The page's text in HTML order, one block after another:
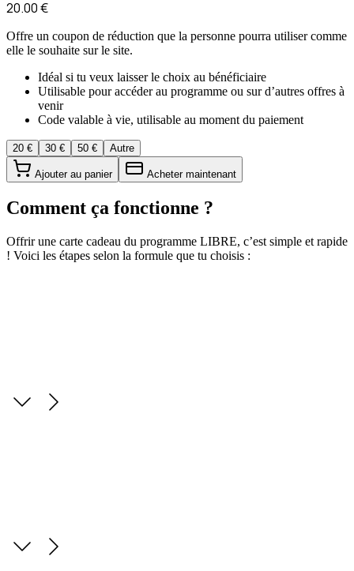
20.00€
Offre un coupon de réduction que la personne pourra utiliser comme
elle le souhaite sur le site.
Idéal si tu veux laisser le choix au bénéficiaire
Utilisable pour accéder au programme ou sur d’autres offres à
venir
Code valable à vie, utilisable au moment du paiement
20 € 30 € 50 € Autre
Ajouter au panier Acheter maintenant
Comment ça fonctionne ?
Offrir une carte cadeau du programme LIBRE, c’est simple et rapide
! Voici les étapes selon la formule que tu choisis :